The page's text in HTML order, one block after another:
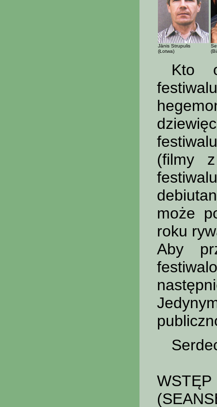
Jānis Strupulis
(Łotwa)
Kto
(filmy
może
roku
Aby
WSTĘP